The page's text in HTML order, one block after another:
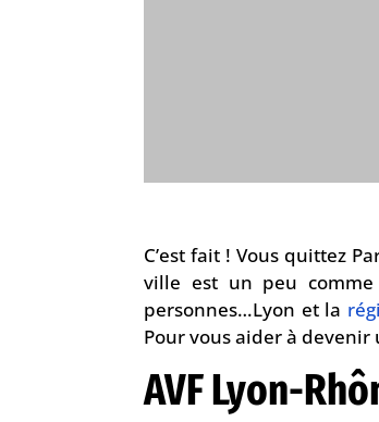
C’est fait ! Vous quittez
ville est un peu comme
personnes…Lyon et la
Pour vous aider à devenir
AVF Lyon-